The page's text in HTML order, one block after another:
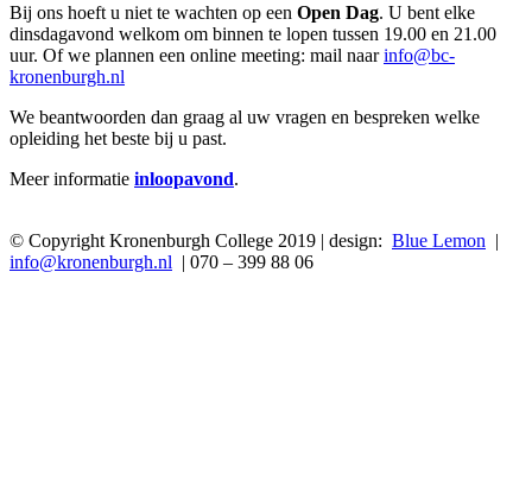
Bij ons hoeft u niet te wachten op een Open Dag. U bent elke
dinsdagavond welkom om binnen te lopen tussen 19.00 en 21.00
uur. Of we plannen een online meeting: mail naarinfo@bc-
kronenburgh.nl
We beantwoorden dan graag al uw vragen en bespreken welke
opleiding het beste bij u past.
Meer informatie inloopavond.
© Copyright Kronenburgh College 2019 | design: Blue Lemon |
info@kronenburgh.nl | 070 – 399 88 06